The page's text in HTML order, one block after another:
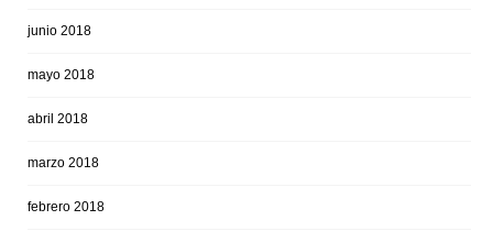
junio 2018
mayo 2018
abril 2018
marzo 2018
febrero 2018